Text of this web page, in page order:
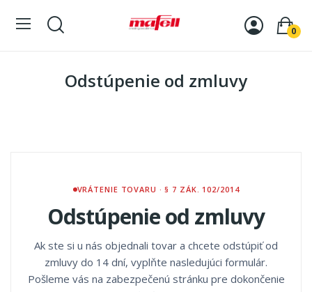
0
Odstúpenie od zmluvy
VRÁTENIE TOVARU · § 7 ZÁK. 102/2014
Odstúpenie od zmluvy
Ak ste si u nás objednali tovar a chcete odstúpiť od
zmluvy do 14 dní, vyplňte nasledujúci formulár.
Pošleme vás na zabezpečenú stránku pre dokončenie